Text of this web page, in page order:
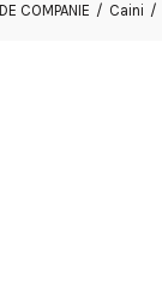
COMPANIE Caini